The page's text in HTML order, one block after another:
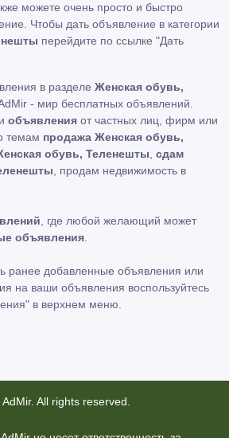
можете очень просто и быстро
Чтобы дать объявление в категории
перейдите по ссылке "Дать
в разделе Женская обувь,
- мир бесплатных объявлений.
объявления от частных лиц, фирм или
темам продажа Женская обувь,
обувь, Теленешты сдам
, продам недвижимость в
, где любой желающий может
объявления
ранее добавленные объявления или
на ваши объявления воспользуйтесь
в верхнем меню.
All rights reserved.